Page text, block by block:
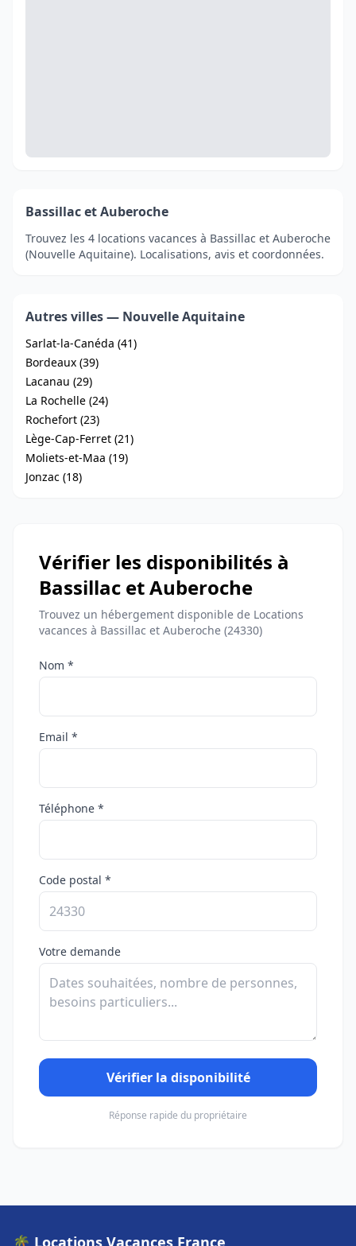
Bassillac et Auberoche
Trouvez les 4 locations vacances à Bassillac et Auberoche
(Nouvelle Aquitaine). Localisations, avis et coordonnées.
Autres villes — Nouvelle Aquitaine
Sarlat-la-Canéda (41)
Bordeaux (39)
Lacanau (29)
La Rochelle (24)
Rochefort (23)
Lège-Cap-Ferret (21)
Moliets-et-Maa (19)
Jonzac (18)
Vérifier les disponibilités à
Bassillac et Auberoche
Trouvez un hébergement disponible de Locations
vacances à Bassillac et Auberoche (24330)
Nom *
Email *
Téléphone *
Code postal *
Votre demande
Vérifier la disponibilité
Réponse rapide du propriétaire
🌴 Locations Vacances France